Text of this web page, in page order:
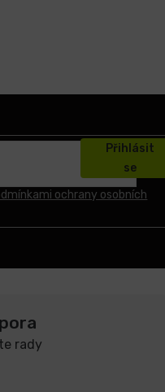
ochrany osobních
Přihlásit
se
rady